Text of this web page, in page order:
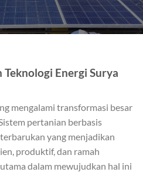
Energi Surya
mengalami transformasi besar
pertanian berbasis
yang menjadikan
produktif, dan ramah
dalam mewujudkan hal ini